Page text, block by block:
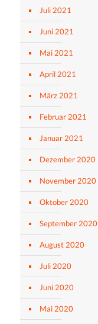
Juli 2021
Juni 2021
Mai 2021
April 2021
März 2021
Februar 2021
Januar 2021
Dezember 2020
November 2020
Oktober 2020
September 2020
August 2020
Juli 2020
Juni 2020
Mai 2020